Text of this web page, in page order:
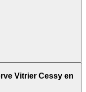
Vitrier Cessy en